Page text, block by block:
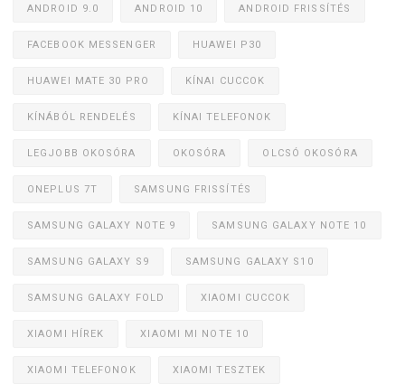
ANDROID 9.0 ANDROID 10 ANDROID FRISSÍTÉS
FACEBOOK MESSENGER HUAWEI P30
HUAWEI MATE 30 PRO KÍNAI CUCCOK
KÍNÁBÓL RENDELÉS KÍNAI TELEFONOK
LEGJOBB OKOSÓRA OKOSÓRA OLCSÓ OKOSÓRA
ONEPLUS 7T SAMSUNG FRISSÍTÉS
SAMSUNG GALAXY NOTE 9 SAMSUNG GALAXY NOTE 10
SAMSUNG GALAXY S9 SAMSUNG GALAXY S10
SAMSUNG GALAXY FOLD XIAOMI CUCCOK
XIAOMI HÍREK XIAOMI MI NOTE 10
XIAOMI TELEFONOK XIAOMI TESZTEK